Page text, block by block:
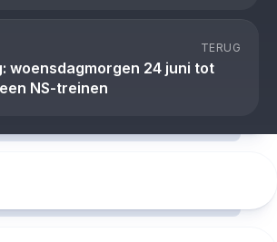
TERUG
woensdagmorgen 24 juni tot
NS-treinen